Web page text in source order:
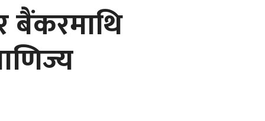
बैंकरमाथि